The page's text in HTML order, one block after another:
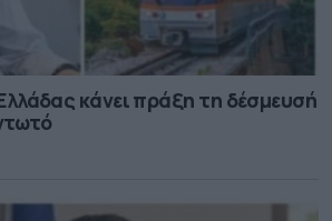
κάνει πράξη τη δέσμευσή